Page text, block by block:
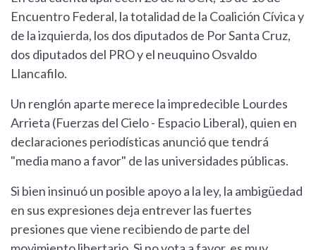
Encuentro Federal, la totalidad de la Coalición Cívica y
de la izquierda, los dos diputados de Por Santa Cruz,
dos diputados del PRO y el neuquino Osvaldo
Llancafilo.
Un renglón aparte merece la impredecible Lourdes
Arrieta (Fuerzas del Cielo - Espacio Liberal), quien en
declaraciones periodísticas anunció que tendrá
"media mano a favor" de las universidades públicas.
Si bien insinuó un posible apoyo a la ley, la ambigüedad
en sus expresiones deja entrever las fuertes
presiones que viene recibiendo de parte del